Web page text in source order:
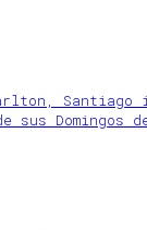
Santiago
sus Domingos